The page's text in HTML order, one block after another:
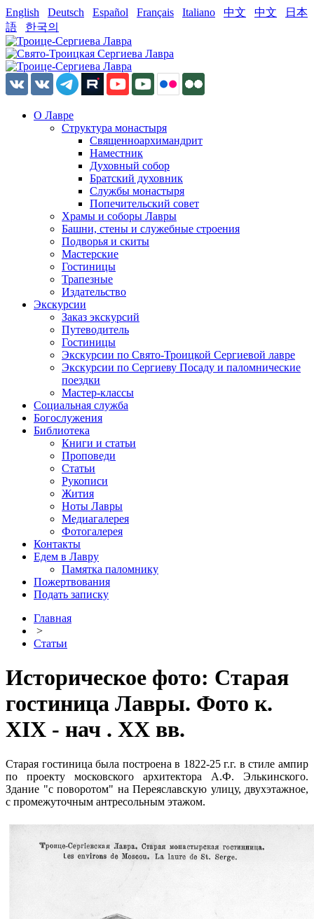
English Deutsch Español Français Italiano 中文 中文
日本
語
한국의
О Лавре
Структура монастыря
Священноархимандрит
Наместник
Духовный собор
Братский духовник
Службы монастыря
Попечительский совет
Храмы и соборы Лавры
Башни, стены и служебные строения
Подворья и скиты
Мастерские
Гостиницы
Трапезные
Издательство
Экскурсии
Заказ экскурсий
Путеводитель
Гостиницы
Экскурсии по Свято-Троицкой Сергиевой лавре
Экскурсии по Сергиеву Посаду и паломнические
поездки
Мастер-классы
Социальная служба
Богослужения
Библиотека
Книги и статьи
Проповеди
Статьи
Рукописи
Жития
Ноты Лавры
Медиагалерея
Фотогалерея
Контакты
Едем в Лавру
Памятка паломнику
Пожертвования
Подать записку
Главная
>
Статьи
Историческое фото: Старая
гостиница Лавры. Фото к.
XIX - нач . XX вв.
Старая гостиница была построена в 1822-25 г.г. в стиле ампир
по проекту московского архитектора А.Ф. Элькинского.
Здание "с поворотом" на Переяславскую улицу, двухэтажное,
с промежуточным антресольным этажом.